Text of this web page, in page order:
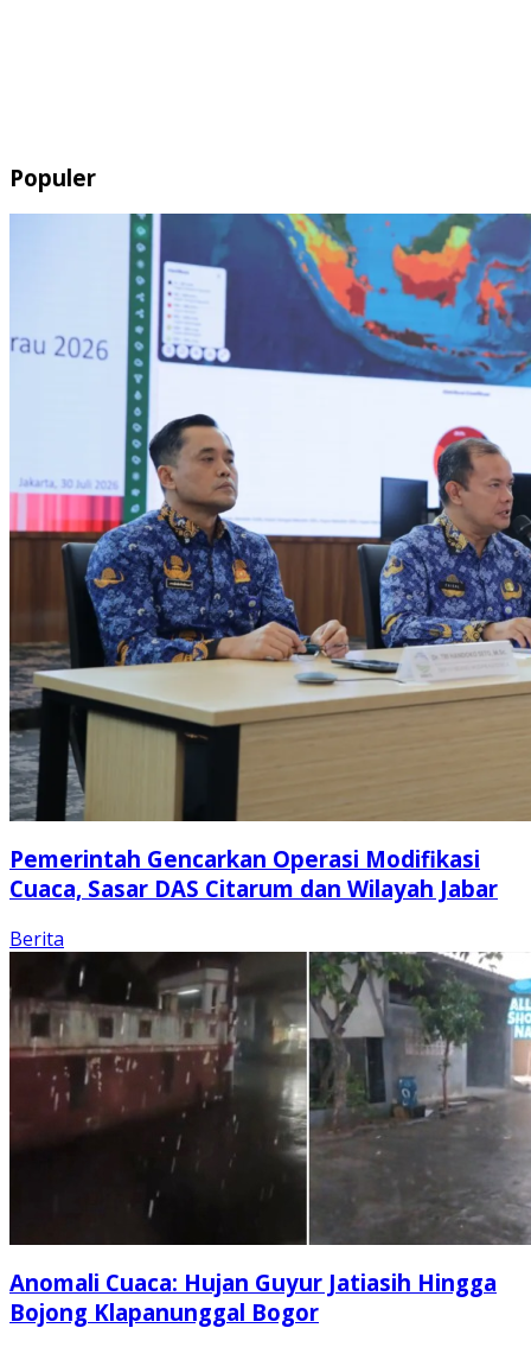
Populer
Pemerintah Gencarkan Operasi Modifikasi
Cuaca, Sasar DAS Citarum dan Wilayah Jabar
Berita
Anomali Cuaca: Hujan Guyur Jatiasih Hingga
Bojong Klapanunggal Bogor